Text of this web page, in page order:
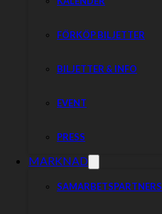
FÖRKÖP BILJETTER
BILJETTER & INFO
EVENT
PRESS
MARKNAD
SAMARBETSPARTNERS